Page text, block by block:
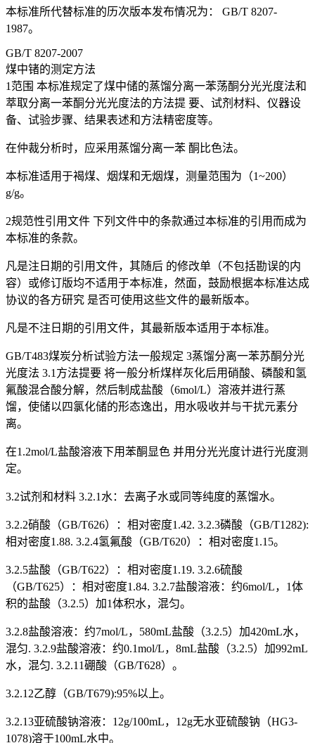
本标准所代替标准的历次版本发布情况为： GB/T 8207-
1987。
GB/T 8207-2007
煤中锗的测定方法
1范围 本标准规定了煤中储的蒸馏分离一苯荡酮分光光度法和
萃取分离一苯酮分光光度法的方法提 要、试剂材料、仪器设
备、试验步骤、结果表述和方法精密度等。
在仲裁分析时，应采用蒸馏分离一苯 酮比色法。
本标准适用于褐煤、烟煤和无烟煤，测量范围为（1~200）
g/g。
2规范性引用文件 下列文件中的条款通过本标准的引用而成为
本标准的条款。
凡是注日期的引用文件，其随后 的修改单（不包括勘误的内
容）或修订版均不适用于本标准，然面，鼓励根据本标准达成
协议的各方研究 是否可使用这些文件的最新版本。
凡是不注日期的引用文件，其最新版本适用于本标准。
GB/T483煤炭分析试验方法一般规定 3蒸馏分离一苯苏酮分光
光度法 3.1方法提要 将一般分析煤样灰化后用硝酸、磷酸和氢
氟酸混合酸分解，然后制成盐酸（6mol/L）溶液并进行蒸
馏，使储以四氯化储的形态逸出，用水吸收并与干扰元素分
离。
在1.2mol/L盐酸溶液下用苯酮显色 并用分光光度计进行光度测
定。
3.2试剂和材料 3.2.1水：去离子水或同等纯度的蒸馏水。
3.2.2硝酸（GB/T626）：相对密度1.42. 3.2.3磷酸（GB/T1282):
相对密度1.88. 3.2.4氢氟酸（GB/T620）：相对密度1.15。
3.2.5盐酸（GB/T622）：相对密度1.19. 3.2.6硫酸
（GB/T625）：相对密度1.84. 3.2.7盐酸溶液：约6mol/L，1体
积的盐酸（3.2.5）加1体积水，混匀。
3.2.8盐酸溶液：约7mol/L，580mL盐酸（3.2.5）加420mL水，
混匀. 3.2.9盐酸溶液：约0.1mol/L，8mL盐酸（3.2.5）加992mL
水，混匀. 3.2.11硼酸（GB/T628）。
3.2.12乙醇（GB/T679):95%以上。
3.2.13亚硫酸钠溶液：12g/100mL，12g无水亚硫酸钠（HG3-
1078)溶于100mL水中。